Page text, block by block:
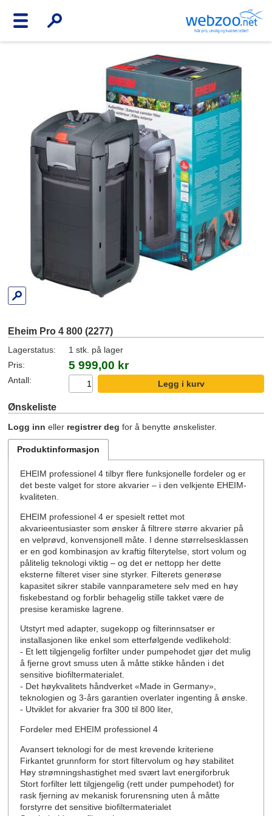
Eheim Pro 4 800 (2277)
Lagerstatus:
1 stk. på lager
Pris:
5 999,00 kr
Antall:
Ønskeliste
Logg inn eller registrer deg for å benytte ønskelister.
Produktinformasjon
EHEIM professionel 4 tilbyr flere funksjonelle fordeler og er
det beste valget for store akvarier – i den velkjente EHEIM-
kvaliteten.
EHEIM professionel 4 er spesielt rettet mot
akvarieentusiaster som ønsker å filtrere større akvarier på
en velprøvd, konvensjonell måte. I denne størrelsesklassen
er en god kombinasjon av kraftig filterytelse, stort volum og
pålitelig teknologi viktig – og det er nettopp her dette
eksterne filteret viser sine styrker. Filterets generøse
kapasitet sikrer stabile vannparametere selv med en høy
fiskebestand og forblir behagelig stille takket være de
presise keramiske lagrene.
Utstyrt med adapter, sugekopp og filterinnsatser er
installasjonen like enkel som etterfølgende vedlikehold:
- Et lett tilgjengelig forfilter under pumpehodet gjør det mulig
å fjerne grovt smuss uten å måtte stikke hånden i det
sensitive biofiltermaterialet.
- Det høykvalitets håndverket «Made in Germany»,
teknologien og 3-års garantien overlater ingenting å ønske.
- Utviklet for akvarier fra 300 til 800 liter,
Fordeler med EHEIM professionel 4
Avansert teknologi for de mest krevende kriteriene
Firkantet grunnform for stort filtervolum og høy stabilitet
Høy strømningshastighet med svært lavt energiforbruk
Stort forfilter lett tilgjengelig (rett under pumpehodet) for
rask fjerning av mekanisk forurensning uten å måtte
forstyrre det sensitive biofiltermaterialet